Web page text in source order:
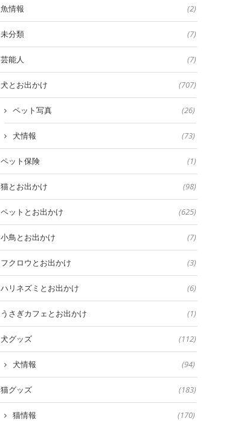
魚情報 (2)
未分類 (7)
芸能人 (7)
犬とお出かけ (707)
ペット写真 (26)
犬情報 (73)
ペット保険 (1)
猫とお出かけ (98)
ペットとお出かけ (625)
小鳥とお出かけ (7)
フクロウとお出かけ (3)
ハリネズミとお出かけ (6)
うさぎカフェとお出かけ (1)
犬グッズ (112)
犬情報 (94)
猫グッズ (183)
猫情報 (170)